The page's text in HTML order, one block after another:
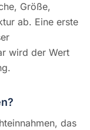
Größe,
ab. Eine erste
wird der Wert
das